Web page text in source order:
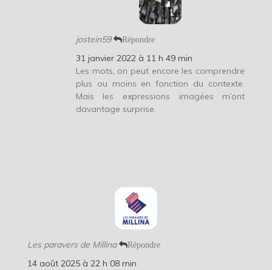
jostein59 Répondre
31 janvier 2022 à 11 h 49 min
Les mots, on peut encore les comprendre
plus ou moins en fonction du contexte.
Mais les expressions imagées m’ont
davantage surprise.
Les paravers de Millina Répondre
14 août 2025 à 22 h 08 min